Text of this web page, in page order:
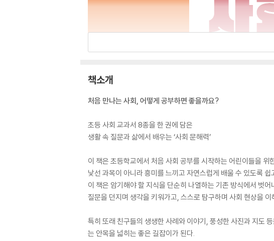
책소개
처음 만나는 사회, 어떻게 공부하면 좋을까요?
초등 사회 교과서 8종을 한 권에 담은
생활 속 질문과 삶에서 배우는 ‘사회 문해력’
이 책은 초등학교에서 처음 사회 공부를 시작하는 어린이들을
낯선 과목이 아니라 흥미를 느끼고 자연스럽게 배울 수 있도록 쉽
이 책은 암기해야 할 지식을 단순히 나열하는 기존 방식에서 벗
질문을 던지며 생각을 키워가고, 스스로 탐구하며 사회 현상을
특히 또래 친구들의 생생한 사례와 이야기, 풍성한 사진과 지도
는 안목을 넓히는 좋은 길잡이가 된다.